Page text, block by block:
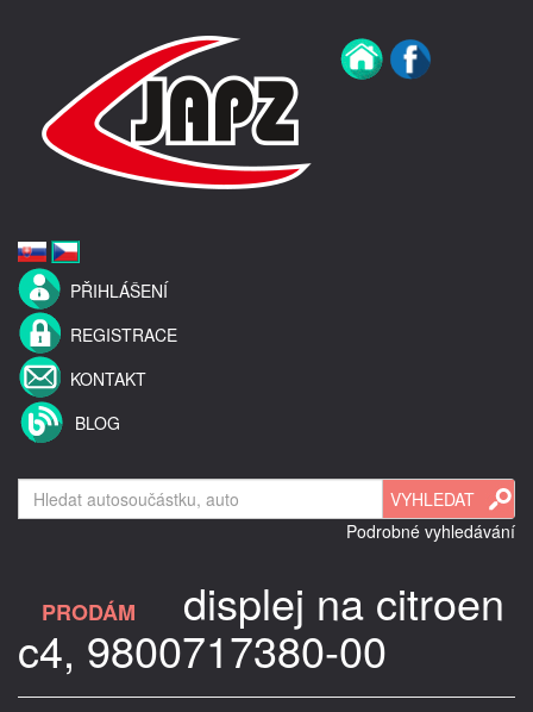
PŘIHLÁŠENÍ
REGISTRACE
KONTAKT
BLOG
Podrobné vyhledávání
PRODÁM displej na citroen
c4, 9800717380-00